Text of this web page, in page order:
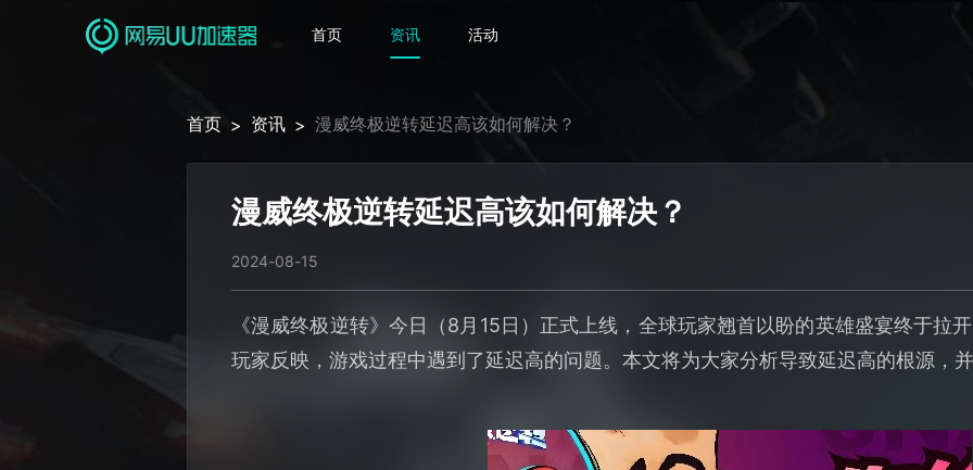
首页 资讯 活动
首页 > 资讯 > 漫威终极逆转延迟高该如何解决？
漫威终极逆转延迟高该如何解决？
2024-08-15
《漫威终极逆转》今日（8月15日）正式上线，全球玩家翘首以盼的英雄盛宴终于拉
玩家反映，游戏过程中遇到了延迟高的问题。本文将为大家分析导致延迟高的根源，